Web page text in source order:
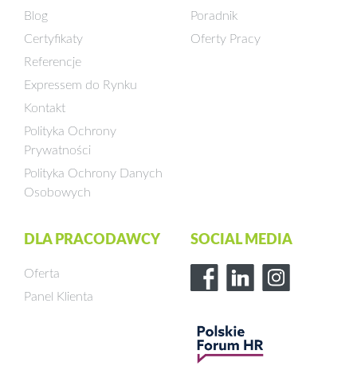
Blog
Certyfikaty
Referencje
Expressem do Rynku
Kontakt
Polityka Ochrony
Prywatności
Polityka Ochrony Danych
Osobowych
Poradnik
Oferty Pracy
DLA PRACODAWCY
Oferta
Panel Klienta
SOCIAL MEDIA